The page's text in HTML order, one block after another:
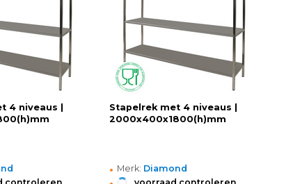
4 niveaus |
Stapelrek met 4 niveaus |
2000x400x1800(h)mm
• Merk: Diamond